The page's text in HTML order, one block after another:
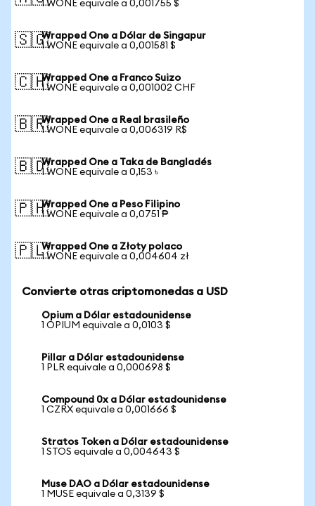
1 WONE equivale a 0,001755 $
🇸🇬Wrapped One a Dólar de Singapur
1 WONE equivale a 0,001581 $
🇨🇭Wrapped One a Franco Suizo
1 WONE equivale a 0,001002 CHF
🇧🇷Wrapped One a Real brasileño
1 WONE equivale a 0,006319 R$
🇧🇩Wrapped One a Taka de Bangladés
1 WONE equivale a 0,153 ৳
🇵🇭Wrapped One a Peso Filipino
1 WONE equivale a 0,0751 ₱
🇵🇱Wrapped One a Złoty polaco
1 WONE equivale a 0,004604 zł
Convierte otras criptomonedas a USD
Opium a Dólar estadounidense
1 OPIUM equivale a 0,0103 $
Pillar a Dólar estadounidense
1 PLR equivale a 0,000698 $
Compound 0x a Dólar estadounidense
1 CZRX equivale a 0,001666 $
Stratos Token a Dólar estadounidense
1 STOS equivale a 0,004643 $
Muse DAO a Dólar estadounidense
1 MUSE equivale a 0,3139 $